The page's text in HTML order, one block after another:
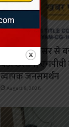
सर्वाइकल कैंसर से
बड़ी छलांग,
व्यापक जनसमर्थन
August 8, 2026